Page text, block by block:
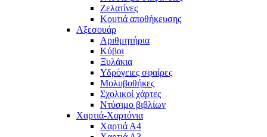
Ζελατίνες
Κουτιά αποθήκευσης
Αξεσουάρ
Αριθμητήρια
Κύβοι
Ξυλάκια
Υδρόγειες σφαίρες
Μολυβοθήκες
Σχολικοί χάρτες
Ντύσιμο βιβλίων
Χαρτιά-Χαρτόνια
Χαρτιά Α4